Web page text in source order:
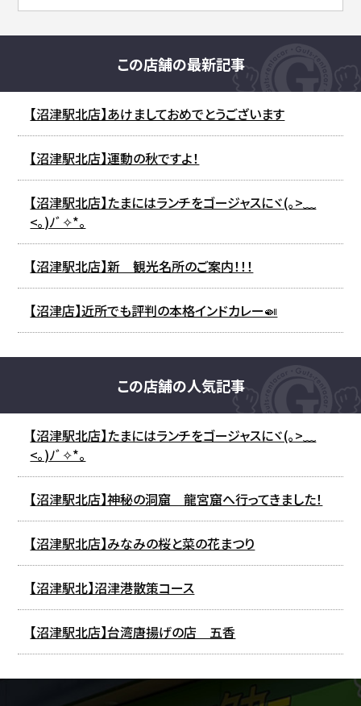
この店舗の最新記事
【沼津駅北店】あけましておめでとうございます
【沼津駅北店】運動の秋ですよ！
【沼津駅北店】たまにはランチをゴージャスにヾ(｡>﹏
<｡)ﾉﾞ✧*。
【沼津駅北店】新 観光名所のご案内！！！
【沼津店】近所でも評判の本格インドカレー🍛
この店舗の人気記事
【沼津駅北店】たまにはランチをゴージャスにヾ(｡>﹏
<｡)ﾉﾞ✧*。
【沼津駅北店】神秘の洞窟 龍宮窟へ行ってきました！
【沼津駅北店】みなみの桜と菜の花まつり
【沼津駅北】沼津港散策コース
【沼津駅北店】台湾唐揚げの店 五香